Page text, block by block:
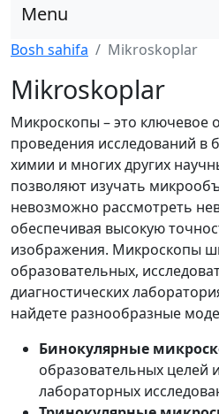
Menu
Bosh sahifa Mikroskoplar
Mikroskoplar
Микроскопы – это ключевое
проведения исследований в
химии и многих других
позволяют изучать
невозможно рассмотреть
обеспечивая высокую
изображения. Микроскопы
образовательных,
диагностических
найдете разнообразные
Бинокулярные
образовательных целей
лабораторных